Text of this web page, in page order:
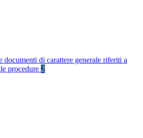
documenti di carattere generale riferiti a
procedure 2